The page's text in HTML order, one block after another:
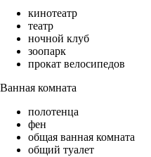
кинотеатр
театр
ночной клуб
зоопарк
прокат велосипедов
Ванная комната
полотенца
фен
общая ванная комната
общий туалет